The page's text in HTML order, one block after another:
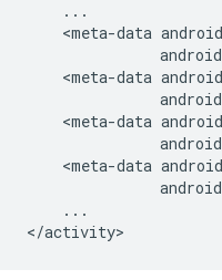
<meta-data
<meta-data
<meta-data
<meta-data
...